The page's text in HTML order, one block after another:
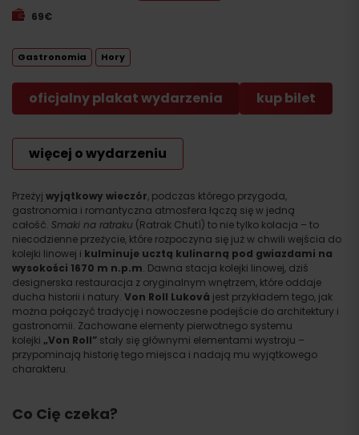
Przeżyj wyjątkowy wieczór, podczas którego przygoda,
gastronomia i romantyczna atmosfera łączą się w jedną
całość. Smaki na ratraku (Ratrak Chutí) to nie tylko kolacja – to
niecodzienne przeżycie, które rozpoczyna się już w chwili wejścia do
kolejki linowej i kulminuje ucztą kulinarną pod gwiazdami na
wysokości 1670 m n.p.m. Dawna stacja kolejki linowej, dziś
designerska restauracja z oryginalnym wnętrzem, które oddaje
ducha historii i natury. Von Roll Luková jest przykładem tego, jak
można połączyć tradycję i nowoczesne podejście do architektury i
gastronomii. Zachowane elementy pierwotnego systemu
kolejki „Von Roll” stały się głównymi elementami wystroju –
przypominają historię tego miejsca i nadają mu wyjątkowego
charakteru.
Co Cię czeka?
69€
Hory
Gastronomia
oficjalny plakat wydarzenia kup bilet
więcej o wydarzeniu